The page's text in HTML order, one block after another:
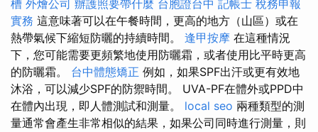
槽 外燴公司 辦護照要帶什麼 台胞證台中 記帳士 稅務申報
實務 這意味著可以在午餐時間，更高的地方（山區）或在
熱帶氣候下縮短防曬的持續時間。 逢甲按摩 在這種情況
下，您可能需要更頻繁地使用防曬霜，或者使用比平時更高
的防曬霜。 台中體態矯正 例如，如果SPF出汗或更有效地
沐浴，可以減少SPF的防禦時間。 UVA-PF在體外或PPD中
在體內出現，即​​人體測試和測量。 local seo 兩種類型的測
量通常會產生非常相似的結果，如果公司同時進行測量，則